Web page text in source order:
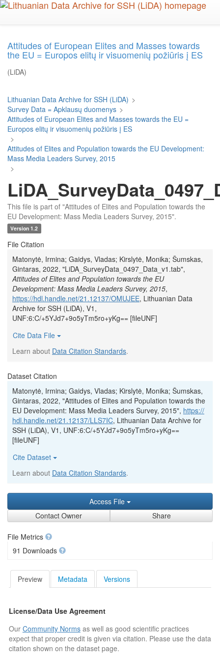
Skip
Attitudes of European Elites and Masses towards
the EU = Europos elitų ir visuomenių požiūris į ES
(LiDA)
Lithuanian Data Archive for SSH (LiDA) >
Survey Data = Apklausų duomenys >
Attitudes of European Elites and Masses towards the EU =
Europos elitų ir visuomenių požiūris į ES
>
Attitudes of Elites and Population towards the EU Development:
Mass Media Leaders Survey, 2015
>
This file is part of "Attitudes of Elites and Population towards the
EU Development: Mass Media Leaders Survey, 2015".
Version 1.2
File Citation
Matonytė, Irmina; Gaidys, Vladas; Kirslytė, Monika; Šumskas,
Gintaras, 2022, "LiDA_SurveyData_0497_Data_v1.tab",
Attitudes of Elites and Population towards the EU
Development: Mass Media Leaders Survey, 2015,
https://hdl.handle.net/21.12137/OMUJEE, Lithuanian Data
Archive for SSH (LiDA), V1,
UNF:6:C/+5YJd7+9o5yTm5ro+yKg== [fileUNF]
Cite Data File
Learn about Data Citation Standards.
Dataset Citation
Matonytė, Irmina; Gaidys, Vladas; Kirslytė, Monika; Šumskas,
Gintaras, 2022, "Attitudes of Elites and Population towards the
EU Development: Mass Media Leaders Survey, 2015", https://
hdl.handle.net/21.12137/LLS7IC, Lithuanian Data Archive for
SSH (LiDA), V1, UNF:6:C/+5YJd7+9o5yTm5ro+yKg==
[fileUNF]
Cite Dataset
Learn about Data Citation Standards.
Access File
Contact Owner
Share
File Metrics
91 Downloads
Preview Metadata Versions
License/Data Use Agreement
Our Community Normsas well as good scientific practices
expect that proper credit is given via citation. Please use the data
citation shown on the dataset page.